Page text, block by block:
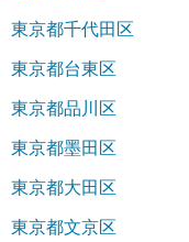
東京都千代田区
東京都台東区
東京都品川区
東京都墨田区
東京都大田区
東京都文京区